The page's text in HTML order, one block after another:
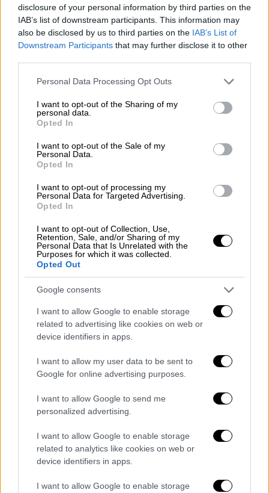
disclosure of your personal information by third parties on the
IAB’s list of downstream participants. This information may
also be disclosed by us to third parties on the IAB’s List of
Downstream Participants that may further disclose it to other
Please note that this website/app uses one or more Google
not limited to your visit or usage behaviour. You may click to
grant or deny consent to Google and its third-party tags to
use your data for below specified purposes in below Google
consent section.
Personal Data Processing Opt Outs
I want to opt-out of the Sharing of my
personal data.
Opted In
I want to opt-out of the Sale of my
Personal Data.
Opted In
I want to opt-out of processing my
Personal Data for Targeted Advertising.
Opted In
I want to opt-out of Collection, Use,
Retention, Sale, and/or Sharing of my
Personal Data that Is Unrelated with the
Purposes for which it was collected.
Opted Out
Google consents
I want to allow Google to enable storage
related to advertising like cookies on web or
device identifiers in apps.
I want to allow my user data to be sent to
Google for online advertising purposes.
I want to allow Google to send me
personalized advertising.
I want to allow Google to enable storage
related to analytics like cookies on web or
device identifiers in apps.
I want to allow Google to enable storage
Ελλάδα|07.05.2020 22:44
Συναγερμός για ύποπτο δέμα κοντά στη
ΓΑΔΑ
Το σημείο έχουν αποκλείσει ισχυρές
αστυνομικές δυνάμεις, ενώ έχει διακοπεί
και η κυκλοφορία στην οδό Σούτσου
Απόψεις|07.05.2020 22:42